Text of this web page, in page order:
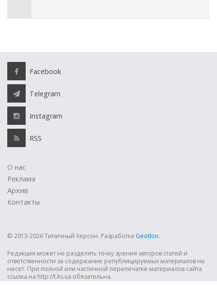
Facebook
Telegram
Instagram
RSS
О нас
Реклама
Архив
Контакты
© 2013-2026 Типичный Херсон. Разработка Geotlon.
Редакция может не разделять точку зрения авторов статей и
ответственности за содержание републицируемых материалов не
несет. При полной или частичной перепечатке материалов сайта
ссылка на http://t.ks.ua обязательна.